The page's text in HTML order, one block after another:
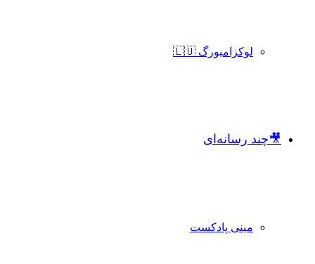
لوکزامبورگ 🇱🇺
🎥چند رسانه‌ای
مینی پادکست